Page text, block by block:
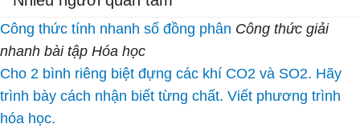
Công thức tính nhanh số đồng phân Công thức giải
nhanh bài tập Hóa học
Cho 2 bình riêng biệt đựng các khí CO2 và SO2. Hãy
trình bày cách nhận biết từng chất. Viết phương trình
hóa học.